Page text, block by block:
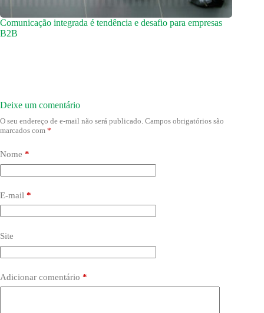
Comunicação integrada é tendência e desafio para empresas
B2B
Deixe um comentário
O seu endereço de e-mail não será publicado. Campos obrigatórios são
marcados com *
Nome *
E-mail *
Site
Adicionar comentário *